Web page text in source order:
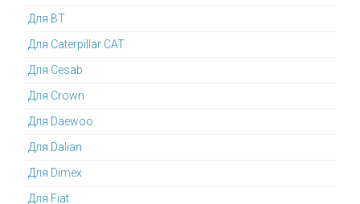
Для BT
Для Caterpillar CAT
Для Cesab
Для Crown
Для Daewoo
Для Dalian
Для Dimex
Для Fiat